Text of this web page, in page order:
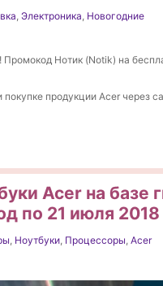
, Электроника, Новогодние
Промокод Нотик (Notik) на
продукции Acer через
Acer на базе
по 21 июля 2018
, Ноутбуки, Процессоры, Acer